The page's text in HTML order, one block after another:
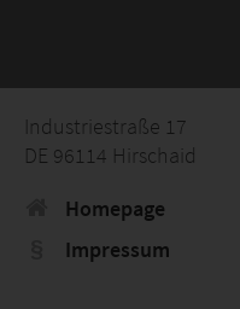
Industriestraße 17
DE 96114 Hirschaid
Homepage
Impressum